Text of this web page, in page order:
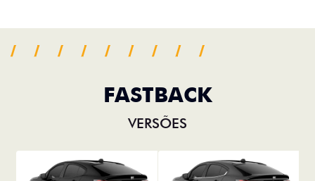
FASTBACK
VERSÕES